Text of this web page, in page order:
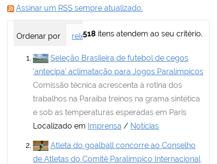
Assinar um RSS sempre atualizado.
518 itens atendem ao seu critério.
Ordenar por relevância data (mais recente
Seleção Brasileira de futebol de cegos
'antecipa' aclimatação para Jogos Paralímpicos
Comissão técnica acrescenta à rotina dos
trabalhos na Paraíba treinos na grama sintética
e sob as temperaturas esperadas em Paris
Localizado em Imprensa / Notícias
Atleta do goalball concorre ao Conselho
de Atletas do Comitê Paralímpico Internacional